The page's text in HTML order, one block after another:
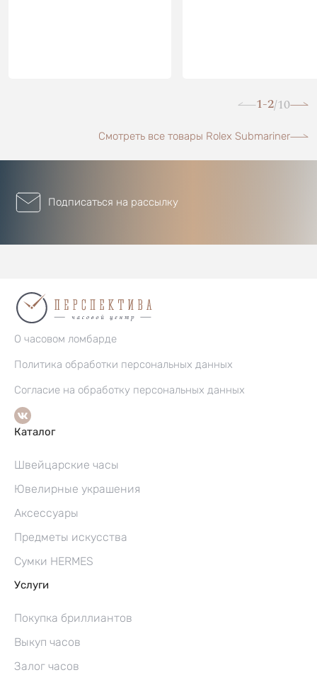
1-2/10
Смотреть все товары Rolex Submariner
Подписаться на рассылку
О часовом ломбарде
Политика обработки персональных данных
Согласие на обработку персональных данных
Каталог
Швейцарские часы
Ювелирные украшения
Аксессуары
Предметы искусства
Сумки HERMES
Услуги
Покупка бриллиантов
Выкуп часов
Залог часов